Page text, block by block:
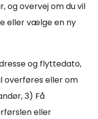
og overvej om du vil
eller vælge en ny
og flyttedato,
overføres eller om
3) Få
eller